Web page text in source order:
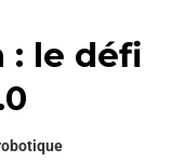
le défi